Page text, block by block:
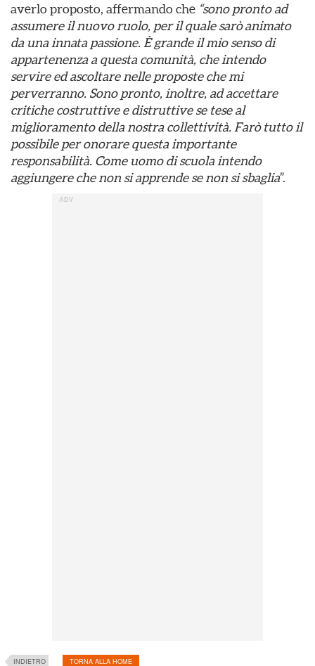
averlo proposto, affermando che “sono pronto ad
assumere il nuovo ruolo, per il quale sarò animato
da una innata passione. È grande il mio senso di
appartenenza a questa comunità, che intendo
servire ed ascoltare nelle proposte che mi
perverranno. Sono pronto, inoltre, ad accettare
critiche costruttive e distruttive se tese al
miglioramento della nostra collettività. Farò tutto il
possibile per onorare questa importante
responsabilità. Come uomo di scuola intendo
aggiungere che non si apprende se non si sbaglia”.
INDIETRO TORNA ALLA HOME